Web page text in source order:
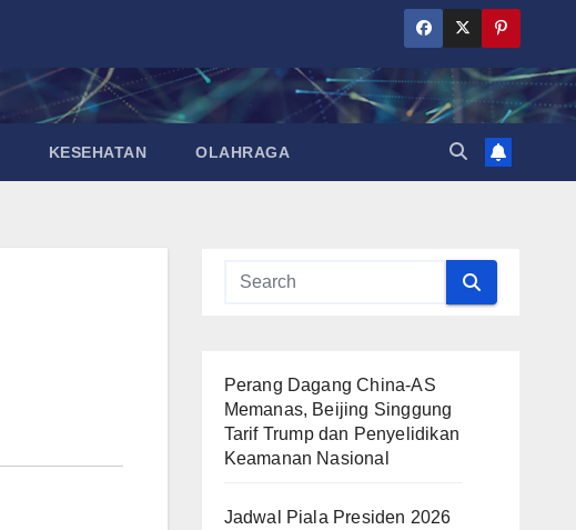
KESEHATAN OLAHRAGA
Perang Dagang China-AS
Memanas, Beijing Singgung
Tarif Trump dan Penyelidikan
Keamanan Nasional
Jadwal Piala Presiden 2026